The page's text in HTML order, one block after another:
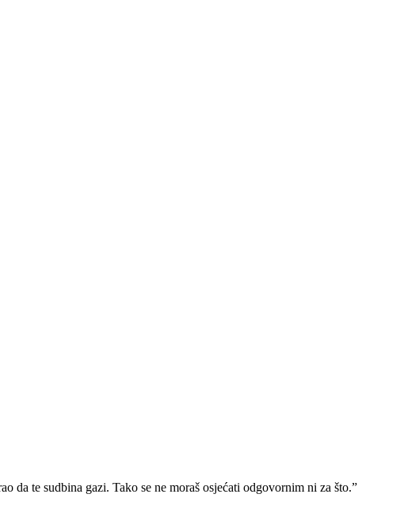
da te sudbina gazi. Tako se ne moraš osjećati odgovornim ni za što.”